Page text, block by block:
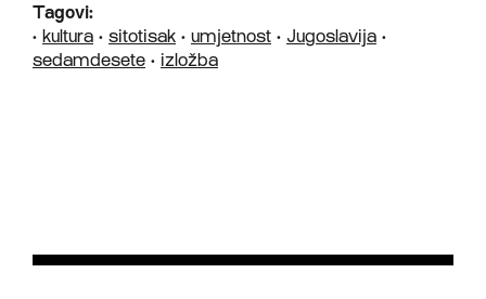
Tagovi:
• kultura • sitotisak • umjetnost • Jugoslavija •
sedamdesete • izložba